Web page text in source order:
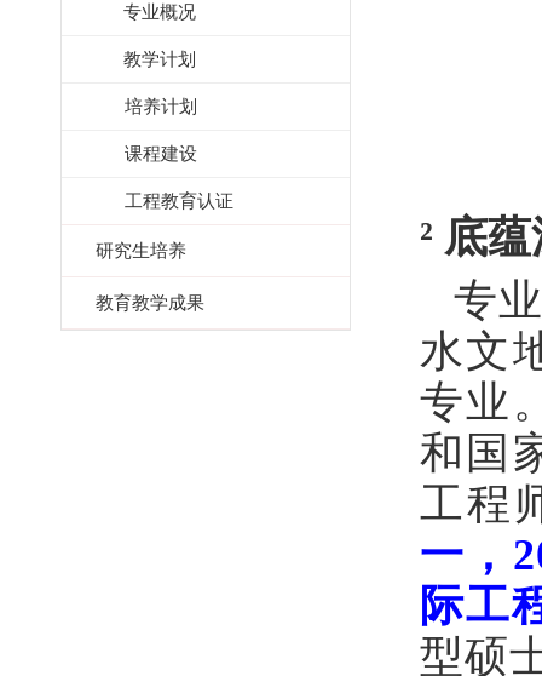
专业概况
教学计划
培养计划
课程建设
工程教育认证
研究生培养
教育教学成果
² 底
专
水文
专业
和国
工程
一，
际工
型硕